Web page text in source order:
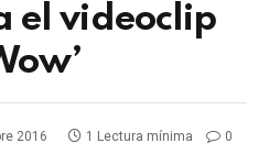
el videoclip
2016 1 Lectura mínima 0